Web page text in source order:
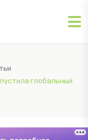
глобальный